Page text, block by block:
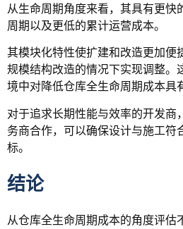
从生命周期角度来看，其具有更快
周期以及更低的累计运营成本。
其模块化特性使扩建和改造更加便
规模结构改造的情况下实现调整。
境中对降低仓库全生命周期成本具
对于追求长期性能与效率的开发商
务商合作，可以确保设计与施工符
标。
结论
从仓库全生命周期成本的角度评估